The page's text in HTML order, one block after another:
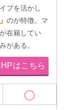
プを活かし
のが特徴。マ
在籍してい
がある。
はこちら